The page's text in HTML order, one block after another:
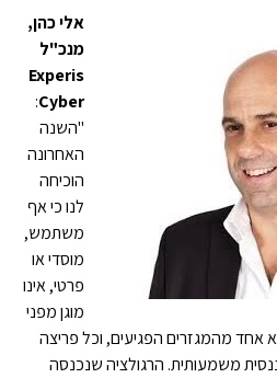
אלי כהן,
מנכ"ל
Experis
Cyber
:
"השנה
האחרונה
הוכיחה
לנו כי אף
משתמש,
מוסדי או
פרטי, אינו
מוגן מפני
אחד מהמגזרים הפגיעים, וכל פריצה
משמעותית. הרגולציה שנכנסה